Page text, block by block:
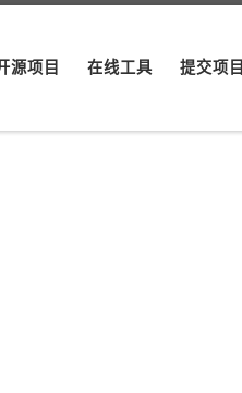
源项目 在线工具 提交项目